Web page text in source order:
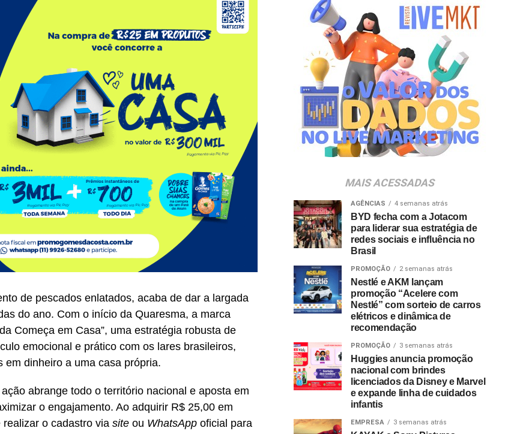
de pescados enlatados, acaba de dar a largada
do ano. Com o início da Quaresma, a marca
Começa em Casa”, uma estratégia robusta de
emocional e prático com os lares brasileiros,
em dinheiro a uma casa própria.
abrange todo o território nacional e aposta em
o engajamento. Ao adquirir R$ 25,00 em
o cadastro via site ou WhatsApp oficial para
MAIS ACESSADAS
AGÊNCIAS 4 semanas atrás
BYD fecha com a Jotacom
para liderar sua estratégia de
redes sociais e influência no
Brasil
PROMOÇÃO 2 semanas atrás
Nestlé e AKM lançam
promoção “Acelere com
Nestlé” com sorteio de carros
elétricos e dinâmica de
recomendação
PROMOÇÃO 3 semanas atrás
Huggies anuncia promoção
nacional com brindes
licenciados da Disney e Marvel
e expande linha de cuidados
infantis
EMPRESA 3 semanas atrás